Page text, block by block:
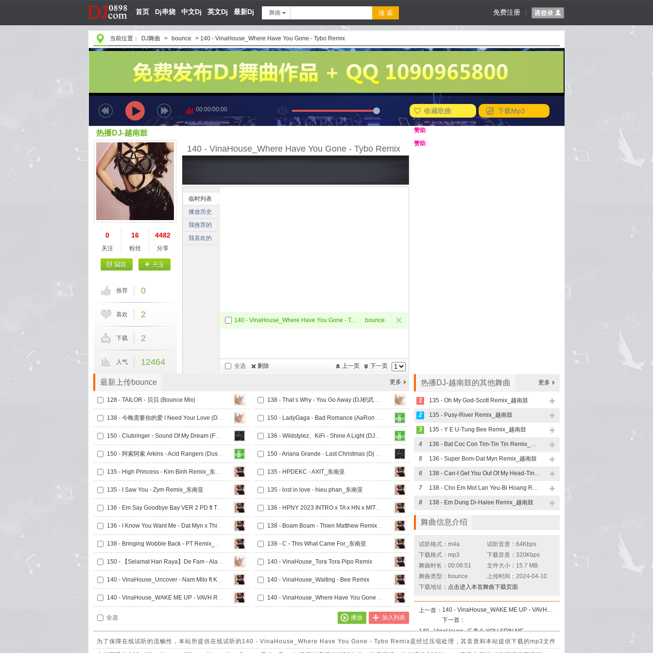
首页 Dj串烧 中文Dj 英文Dj 最新Dj 舞曲 免费注册
当前位置： DJ舞曲 > bounce > 140 - VinaHouse_Where Have You Gone - Tybo Remix
下载Mp3
收藏歌曲
00:00/00:00
140 - VinaHouse_Where Have You Gone - Tybo Remix
临时列表
播放历史
我推荐的
我喜欢的
140 - VinaHouse_Where Have You Gone - Tybo Remix bounce
全选 删除 下一页
上一页
热播DJ-越南鼓
0
关注
16
粉丝
4482
分享
推荐 0
喜欢 2
下载 2
人气 12464
赞助
赞助
最新上传bounce 更多
128 - TAILOR - 贝贝 (Bounce Mix) 138 - That s Why - You Go Away (DJ积武 Bounce Remix)
138 - 今晚需要你的爱 I Need Your Love (DJ积武 Bounce Mix) 150 - LadyGaga - Bad Romance (AaRon Bounce Mix 2024 )v2
150 - Clubringer - Sound Of My Dream (FR3NZ_新弹跳Melbourne Mash Up Bootleg)V3 136 - Wildstylez、KiFi - Shine A Light (DJ十三 Melbourne Mix)
150 - 阿索阿索 Arkins - Acid Rangers (Dust Bounce Mix) 150 - Ariana Grande - Last Christmas (Dj KaNSas 新弹跳_Mash Up Bootleg)
135 - High Princess - Kim Bình Remix_东南亚 135 - HPDEKC - AXIT_东南亚
135 - I Saw You - Zym Remix_东南亚 135 - lost in love - hieu phan_东南亚
136 - Em Say Goodbye Bay VER 2 PD ft TuanDo_东南亚 136 - HPNY 2023 INTRO x TA x HN x MIT_东南亚
136 - I Know You Want Me - Dat Myn x Thien Mathew_东南亚 138 - Boam Boam - Thien Matthew Remix_东南亚
138 - Bringing Wobble Back - PT Remix_东南亚 138 - C - This What Came For_东南亚
150 - 【Selamat Hari Raya】De Fam - Alamak Raya Lagi (KAII Exclusive Bounce Mix 新弹跳) 140 - VinaHouse_Tora Tora Pipo Remix
140 - VinaHouse_Uncover - Nam Milo ft Kin Nguyen Remix 140 - VinaHouse_Waiting - Bee Remix
140 - VinaHouse_WAKE ME UP - VAVH Remix 140 - VinaHouse_Where Have You Gone - Tybo Remix
全选 加入列表
播放
热播DJ-越南鼓的其他舞曲 更多
1 135 - Oh My God-Scott Remix_越南鼓
2 135 - Pusy-River Remix_越南鼓
3 135 - Y E U-Tung Bee Remix_越南鼓
4 136 - Bat Coc Con Tim-Tin Tin Remix_越南鼓
5 136 - Super Bom-Dat Myn Remix_越南鼓
6 138 - Can-t Get You Out Of My Head-Tin Tin Remix_越南鼓
7 138 - Cho Em Mot Lan Yeu-Bi Hoang Remix_越南鼓
8 138 - Em Dung Di-Halee Remix_越南鼓
舞曲信息介绍
试听格式：m4a
试听音质：64Kbps
下载格式：mp3
下载音质：320Kbps
舞曲时长：00:06:51
文件大小：15.7 MB
舞曲类型：bounce
上传时间：2024-04-10
下载地址： 点击进入本首舞曲下载页面
上一首：
140 - VinaHouse_WAKE ME UP - VAVH Remix
下一首：
140 - VinaHouse_乐巢会 YOU SPIN ME ROUND - VAVH Remix
为了保障在线试听的流畅性，本站所提供在线试听的140 - VinaHouse_Where Have You Gone - Tybo Remix是经过压缩处理，其音质和本站提供下载的mp3文件